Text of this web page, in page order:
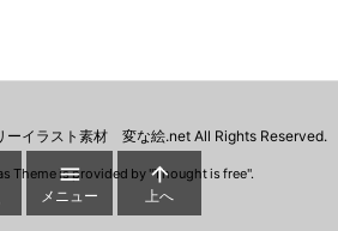
ーイラスト素材 変な絵.netAll Rights Reserved.
Theme is provided by "Thought is free".

メニュー

上へ